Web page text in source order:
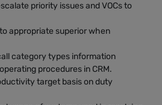
priority issues and VOCs to
appropriate superior when
category types information
procedures in CRM.
target basis on duty